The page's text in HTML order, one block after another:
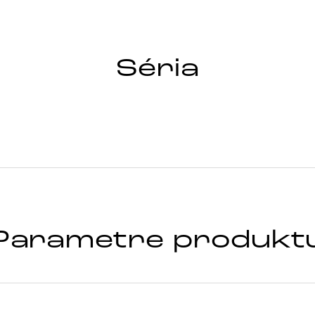
Séria